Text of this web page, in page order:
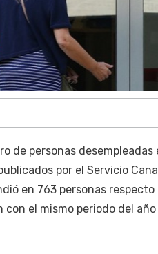
de personas
por el Servicio
en 763 personas
con el mismo periodo del